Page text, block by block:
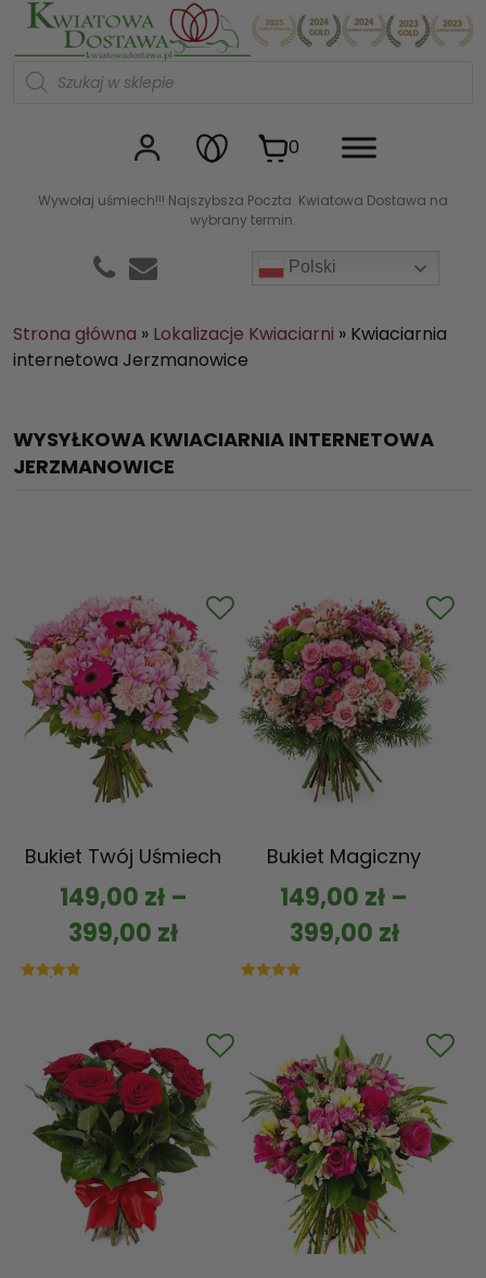
Wywołaj uśmiech!!! Najszybsza Poczta. Kwiatowa Dostawa na
wybrany termin.
Polski
Kwiaciarnia internetowa
W
d
u
k
0
Strona główna » Lokalizacje Kwiaciarni » Kwiaciarnia
internetowa Jerzmanowice
WYSYŁKOWA KWIACIARNIA INTERNETOWA
JERZMANOWICE
Bukiet Twój Uśmiech
149,00 zł–
399,00 zł
Bukiet Magiczny
149,00 zł –
399,00 zł